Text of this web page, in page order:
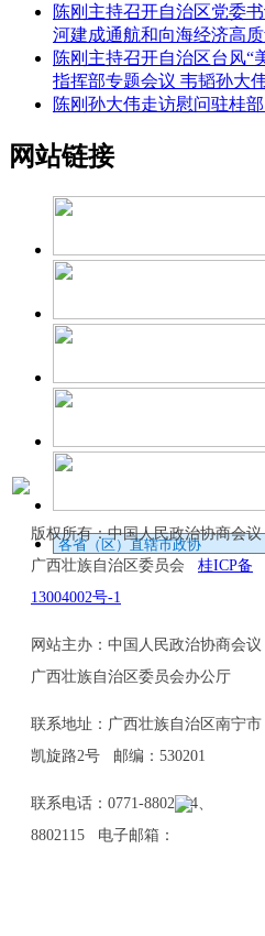
陈刚主持召开自治区党委
河建成通航和向海经济高
陈刚主持召开自治区台风“
指挥部专题会议 韦韬孙大
陈刚孙大伟走访慰问驻桂
网站链接
版权所有：中国人民政治协商会议
广西壮族自治区委员会 桂ICP备
13004002号-1
网站主办：中国人民政治协商会议
广西壮族自治区委员会办公厅
联系地址：广西壮族自治区南宁市
凯旋路2号 邮编：530201
联系电话：0771-8802114、
8802115 电子邮箱：